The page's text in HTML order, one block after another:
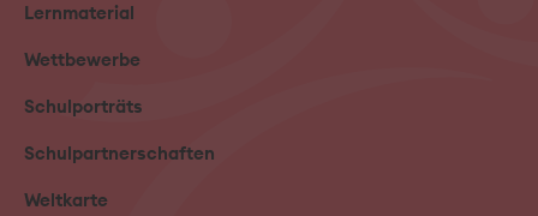
Lernmaterial
Wettbewerbe
Schulporträts
Schulpartnerschaften
Weltkarte